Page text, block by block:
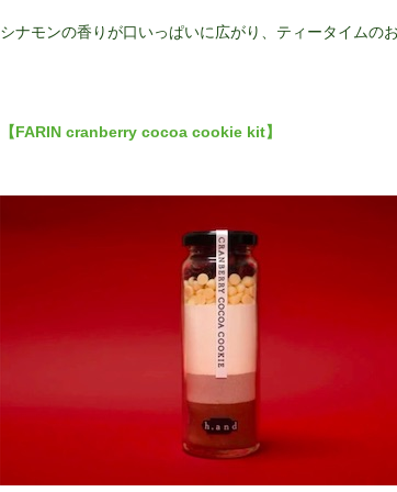
シナモンの香りが口いっぱいに広がり、ティータイムの
【FARIN cranberry cocoa cookie kit】